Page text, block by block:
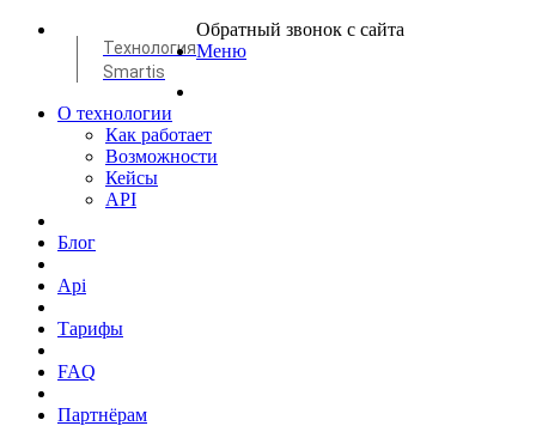
Технология
Smartis
Обратный звонок с сайта
Меню
О технологии
Как работает
Возможности
Кейсы
API
Блог
Api
Тарифы
FAQ
Партнёрам